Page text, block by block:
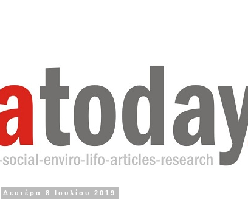
Δευτέρα 8 Ιουλίου 2019